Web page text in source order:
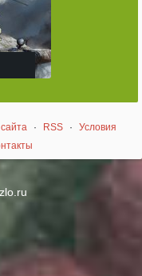
· RSS ·
Условия